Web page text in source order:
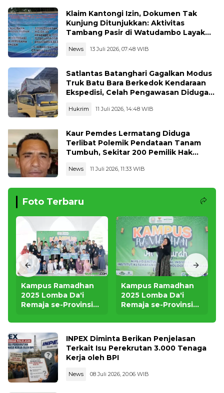
Klaim Kantongi Izin, Dokumen Tak
Kunjung Ditunjukkan: Aktivitas
Tambang Pasir di Watudambo Layak
News 13 Juli 2026, 07:48 WIB
Satlantas Batanghari Gagalkan Modus
Truk Batu Bara Berkedok Kendaraan
Ekspedisi, Celah Pengawasan Diduga
Hukrim 11 Juli 2026, 14:48 WIB
Kaur Pemdes Lermatang Diduga
Terlibat Polemik Pendataan Tanam
Tumbuh, Sekitar 200 Pemilik Hak
News 11 Juli 2026, 11:33 WIB
Foto Terbaru
Kampus Ramadhan
2025 Lomba Da'i
Remaja se-Provinsi
Kampus Ramadhan
2025 Lomba Da'i
Remaja se-Provinsi
INPEX Diminta Berikan Penjelasan
Terkait Isu Perekrutan 3.000 Tenaga
Kerja oleh BPI
News 08 Juli 2026, 20:06 WIB